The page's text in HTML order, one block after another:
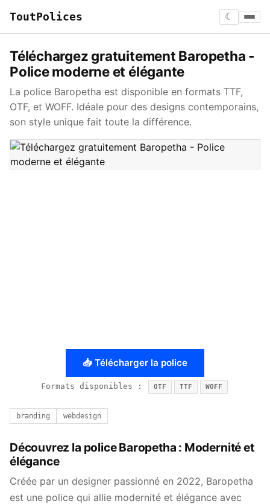
ToutPolices ☾
Téléchargez gratuitement Baropetha -
Police moderne et élégante
La police Baropetha est disponible en formats TTF,
OTF, et WOFF. Idéale pour des designs contemporains,
son style unique fait toute la différence.
📥 Télécharger la police
Formats disponibles : OTF TTF WOFF
branding webdesign
Découvrez la police Baropetha : Modernité et
élégance
Créée par un designer passionné en 2022, Baropetha
est une police qui allie modernité et élégance avec